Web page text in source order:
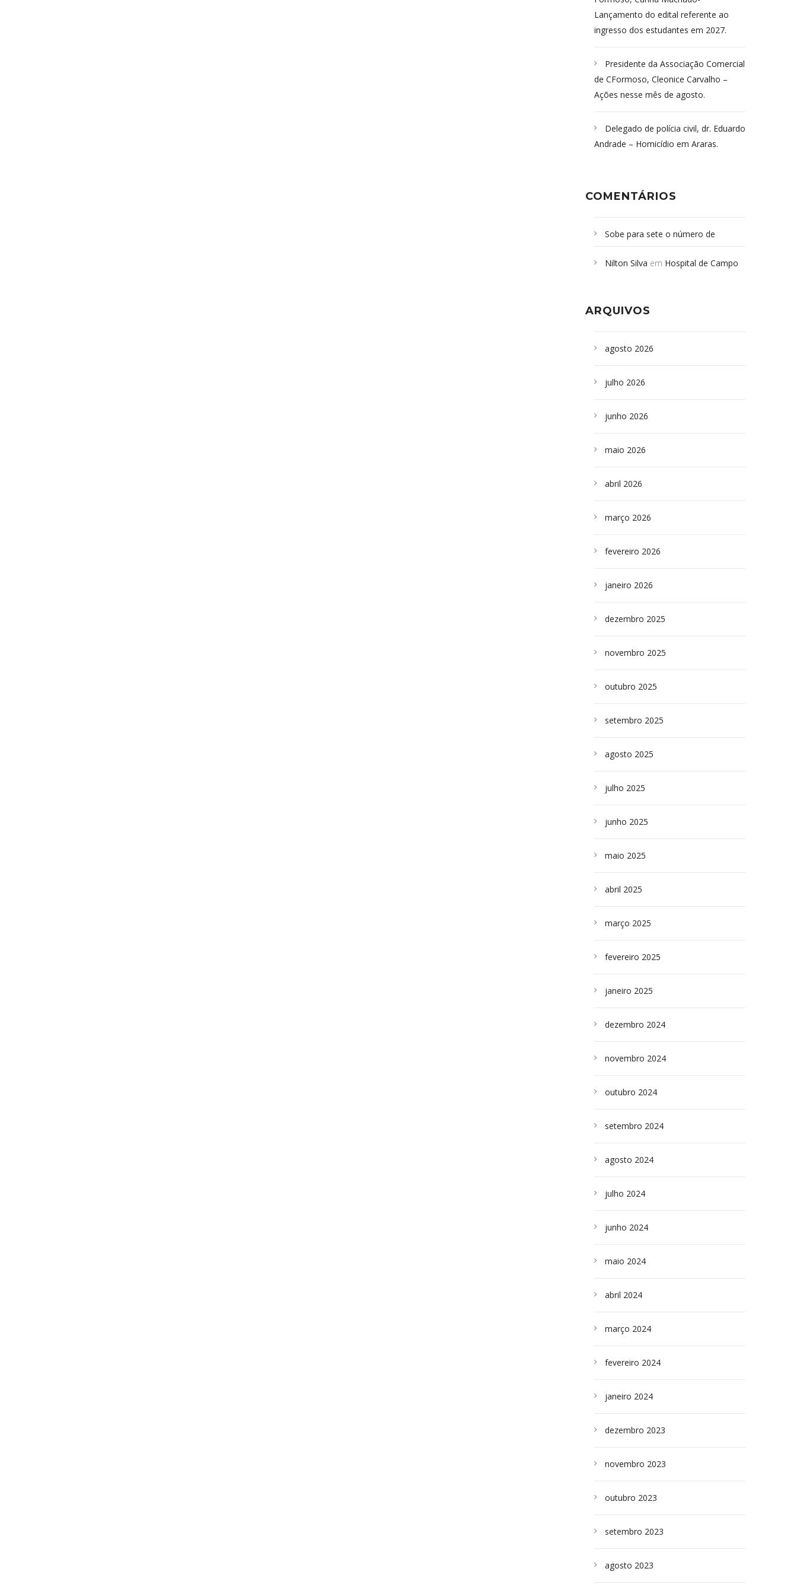
Lançamento do edital referente ao
ingresso dos estudantes em 2027.
Presidente da Associação Comercial
de CFormoso, Cleonice Carvalho –
Ações nesse mês de agosto.
Delegado de polícia civil, dr. Eduardo
Andrade – Homicídio em Araras.
COMENTÁRIOS
Sobe para sete o número de
desabamento em São Paulo - Revista
sepultados em SP
Nilton Silva em Hospital de Campo
ARQUIVOS
agosto 2026
julho 2026
junho 2026
maio 2026
abril 2026
março 2026
fevereiro 2026
janeiro 2026
dezembro 2025
novembro 2025
outubro 2025
setembro 2025
agosto 2025
julho 2025
junho 2025
maio 2025
abril 2025
março 2025
fevereiro 2025
janeiro 2025
dezembro 2024
novembro 2024
outubro 2024
setembro 2024
agosto 2024
julho 2024
junho 2024
maio 2024
abril 2024
março 2024
fevereiro 2024
janeiro 2024
dezembro 2023
novembro 2023
outubro 2023
setembro 2023
agosto 2023